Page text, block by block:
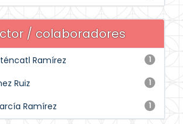
/ colaboradores
1
Ramírez
1
Ruiz
1
Ramírez